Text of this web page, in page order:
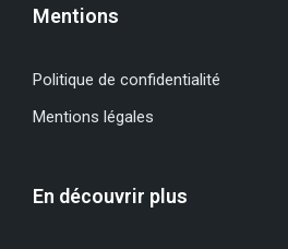
Mentions
Politique de confidentialité
Mentions légales
En découvrir plus